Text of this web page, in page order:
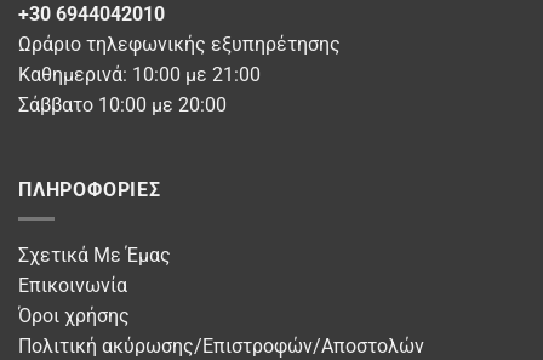
+30 6944042010
Ωράριο τηλεφωνικής εξυπηρέτησης
Καθημερινά: 10:00 με 21:00
Σάββατο 10:00 με 20:00
ΠΛΗΡΟΦΟΡΊΕΣ
Σχετικά Με Έμας
Επικοινωνία
Όροι χρήσης
Πολιτική ακύρωσης/Επιστροφών/Αποστολών